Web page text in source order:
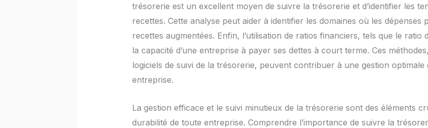
trésorerie est un excellent moyen de suivre la trésorerie et d’identifier les
recettes. Cette analyse peut aider à identifier les domaines où les dépenses
recettes augmentées. Enfin, l’utilisation de ratios financiers, tels que le ratio
la capacité d’une entreprise à payer ses dettes à court terme. Ces
logiciels de suivi de la trésorerie, peuvent contribuer à une gestion
entreprise.
La gestion efficace et le suivi minutieux de la trésorerie sont des éléments
durabilité de toute entreprise. Comprendre l’importance de suivre la